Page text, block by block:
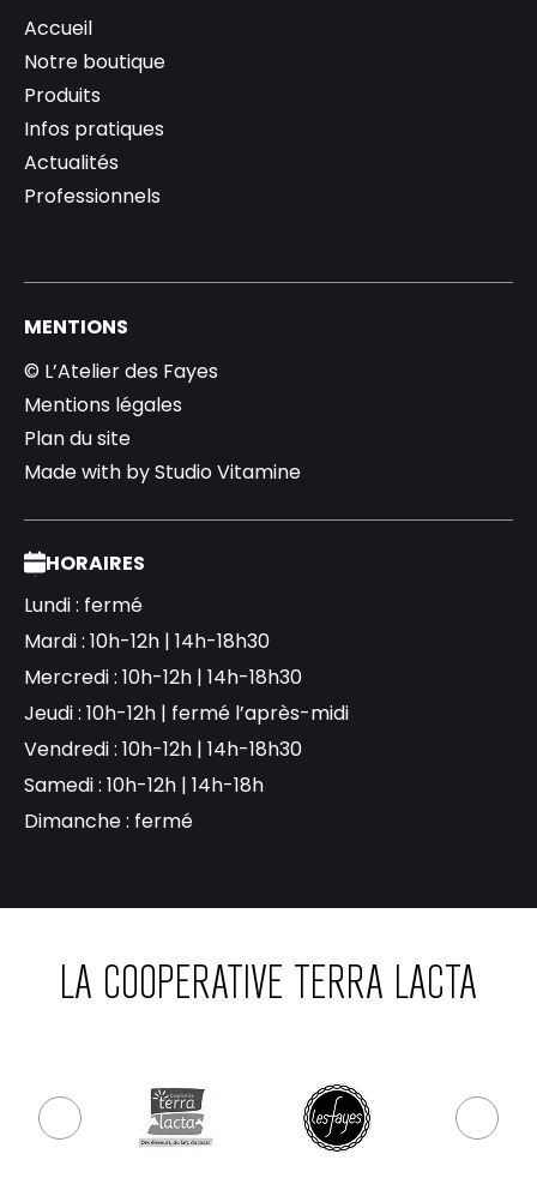
Accueil
Notre boutique
Produits
Infos pratiques
Actualités
Professionnels
MENTIONS
© L’Atelier des Fayes
Mentions légales
Plan du site
Made with byStudio Vitamine
HORAIRES
Lundi : fermé
Mardi : 10h-12h | 14h-18h30
Mercredi : 10h-12h | 14h-18h30
Jeudi : 10h-12h | fermé l’après-midi
Vendredi : 10h-12h | 14h-18h30
Samedi : 10h-12h | 14h-18h
Dimanche : fermé
LA COOPERATIVE TERRA LACTA